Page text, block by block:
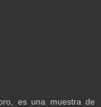
es una muestra de